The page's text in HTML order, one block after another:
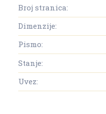
Broj stranica:
Dimenzije:
Pismo:
Stanje:
Uvez: